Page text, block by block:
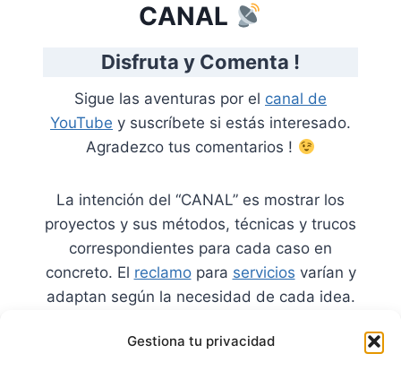
Gestiona tu privacidad
CANAL
Disfruta y Comenta !
Sigue las aventuras por el canal de
YouTube y suscríbete si estás interesado.
Agradezco tus comentarios !
La intención del “CANAL” es mostrar los
proyectos y sus métodos, técnicas y trucos
correspondientes para cada caso en
concreto. El reclamopara servicios varían y
adaptan según la necesidad de cada idea.
*Próximamente